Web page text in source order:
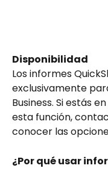
Disponibilidad
Los informes
exclusivamente
Business. Si estás
esta función,
conocer las
¿Por qué usar